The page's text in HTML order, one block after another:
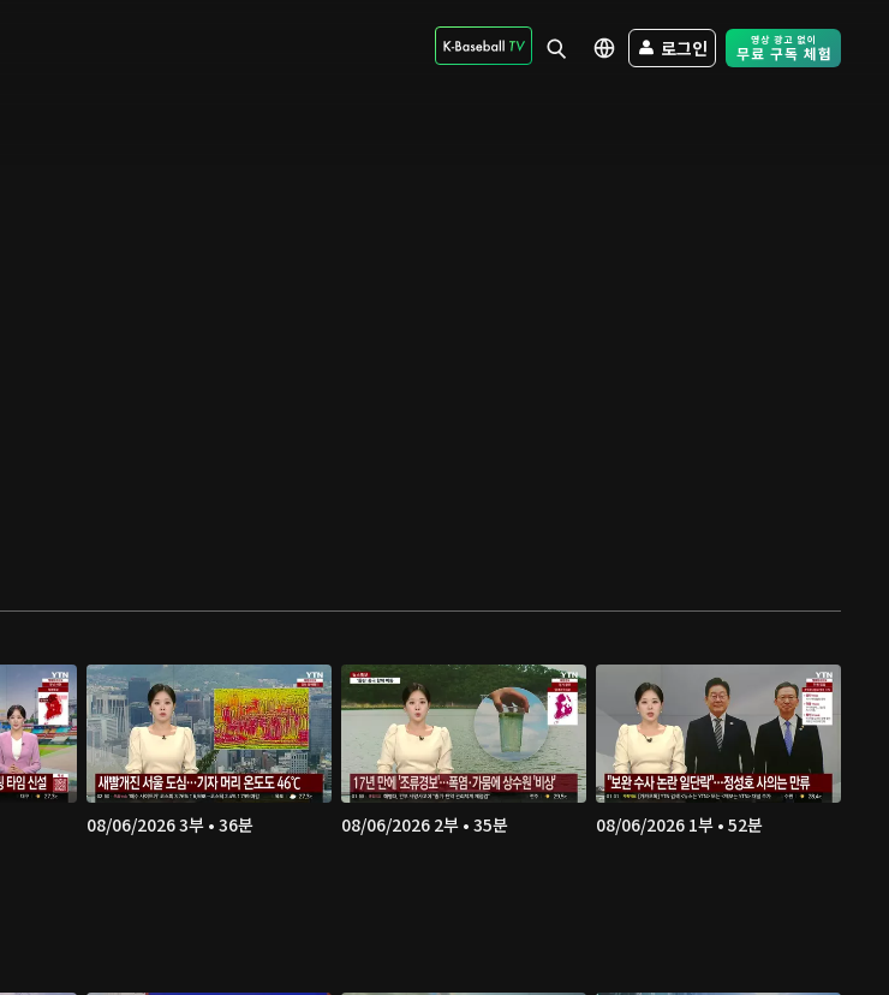
로그인 Free Trial -
08/06/2026 3부 • 36분 08/06/2026 2부 • 35분 08/06/2026 1부 • 52분